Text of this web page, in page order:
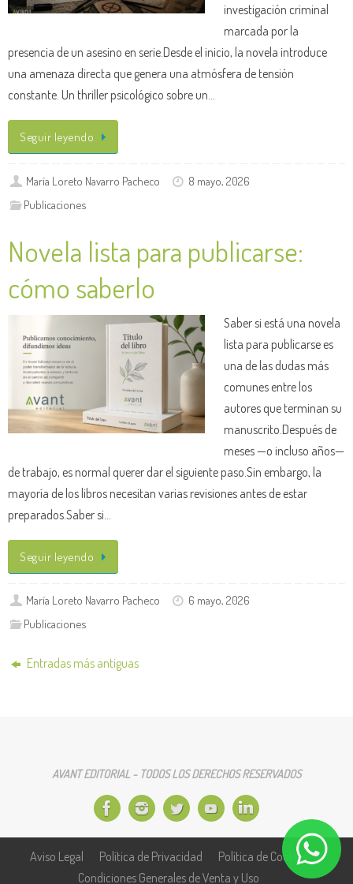
investigación criminal
marcada por la
presencia de un asesino en serie.Desde el inicio, la novela introduce
una amenaza directa que genera una atmósfera de tensión
constante. Un thriller psicológico sobre un…
Seguir leyendo
María Loreto Navarro Pacheco
8 mayo, 2026
Publicaciones
Novela lista para publicarse:
cómo saberlo
Saber si está una novela
lista para publicarse es
una de las dudas más
comunes entre los
autores que terminan su
manuscrito.Después de
meses —o incluso años—
de trabajo, es normal querer dar el siguiente paso.Sin embargo, la
mayoría de los libros necesitan varias revisiones antes de estar
preparados.Saber si…
Seguir leyendo
María Loreto Navarro Pacheco
6 mayo, 2026
Publicaciones
Entradas más antiguas
AVANT EDITORIAL - TODOS LOS DERECHOS RESERVADOS
Aviso Legal Política de Privacidad
Política de Cookies
Condiciones Generales de Venta y Uso